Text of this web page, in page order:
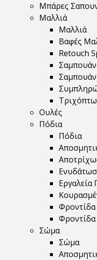
Μπάρες
Μαλλιά
Μαλλιά
Βαφές
Retouch
Σαμπουάν
Ουλές
Πόδια
Πόδια
Σώμα
Σώμα